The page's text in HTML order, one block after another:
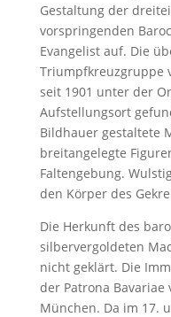
Gestaltung der
vorspringenden
Evangelist auf. Die
Triumpfkreuzgruppe
seit 1901 unter der
Aufstellungsort
Bildhauer gestaltete
breitangelegte
Faltengebung.
den Körper des
Die Herkunft des
silbervergoldeten
nicht geklärt. Die
der Patrona
München. Da im 17.